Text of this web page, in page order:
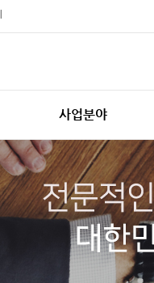
사업분야